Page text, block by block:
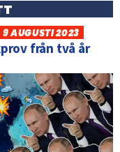
9 AUGUSTI 2023
från två år